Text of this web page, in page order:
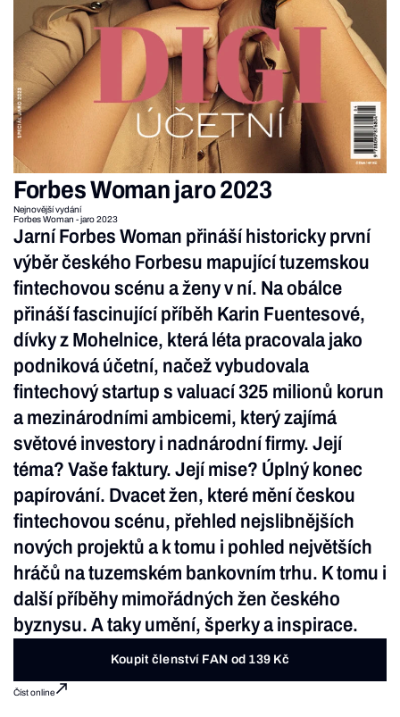
Forbes Woman jaro 2023
Nejnovější vydání
Forbes Woman - jaro 2023
Jarní Forbes Woman přináší historicky první
výběr českého Forbesu mapující tuzemskou
fintechovou scénu a ženy v ní. Na obálce
přináší fascinující příběh Karin Fuentesové,
dívky z Mohelnice, která léta pracovala jako
podniková účetní, načež vybudovala
fintechový startup s valuací 325 milionů korun
a mezinárodními ambicemi, který zajímá
světové investory i nadnárodní firmy. Její
téma? Vaše faktury. Její mise? Úplný konec
papírování. Dvacet žen, které mění českou
fintechovou scénu, přehled nejslibnějších
nových projektů a k tomu i pohled největších
hráčů na tuzemském bankovním trhu. K tomu i
další příběhy mimořádných žen českého
byznysu. A taky umění, šperky a inspirace.
Koupit členství FAN od 139 Kč
Číst online